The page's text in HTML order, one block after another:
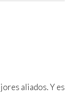
aliados. Y es